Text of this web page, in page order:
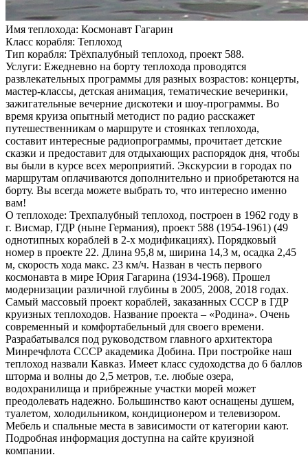
Имя теплохода: Космонавт Гагарин
Класс корабля: Теплоход
Тип корабля: Трёхпалубный теплоход, проект 588.
Услуги: Ежедневно на борту теплохода проводятся
развлекательных программы для разных возрастов: концерты,
мастер-классы, детская анимация, тематические вечеринки,
зажигательные вечерние дискотеки и шоу-программы. Во
время круиза опытный методист по радио расскажет
путешественникам о маршруте и стоянках теплохода,
составит интересные радиопрограммы, прочитает детские
сказки и предоставит для отдыхающих распорядок дня, чтобы
вы были в курсе всех мероприятий. Экскурсии в городах по
маршрутам оплачиваются дополнительно и приобретаются на
борту. Вы всегда можете выбрать то, что интересно именно
вам!
О теплоходе: Трехпалубный теплоход, построен в 1962 году в
г. Висмар, ГДР (ныне Германия), проект 588 (1954-1961) (49
однотипных кораблей в 2-х модификациях). Порядковый
номер в проекте 22. Длина 95,8 м, ширина 14,3 м, осадка 2,45
м, скорость хода макс. 23 км/ч. Назван в честь первого
космонавта в мире Юрия Гагарина (1934-1968). Прошел
модернизации различной глубины в 2005, 2008, 2018 годах.
Самый массовый проект кораблей, заказанных СССР в ГДР
круизных теплоходов. Название проекта – «Родина». Очень
современный и комфортабельный для своего времени.
Разрабатывался под руководством главного архитектора
Минречфлота СССР академика Добина. При постройке наш
теплоход назвали Кавказ. Имеет класс судоходства до 6 баллов
шторма и волны до 2,5 метров, т.е. любые озера,
водохранилища и прибрежные участки морей может
преодолевать надежно. Большинство кают оснащены душем,
туалетом, холодильником, кондиционером и телевизором.
Мебель и спальные места в зависимости от категории кают.
Подробная информация доступна на сайте круизной
компании.